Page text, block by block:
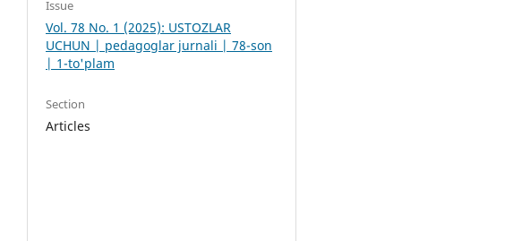
Issue
Vol. 78 No. 1 (2025): USTOZLAR
UCHUN | pedagoglar jurnali | 78-son
| 1-to'plam
Section
Articles